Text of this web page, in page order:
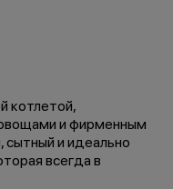
котлетой,
и фирменным
сытный и идеально
всегда в